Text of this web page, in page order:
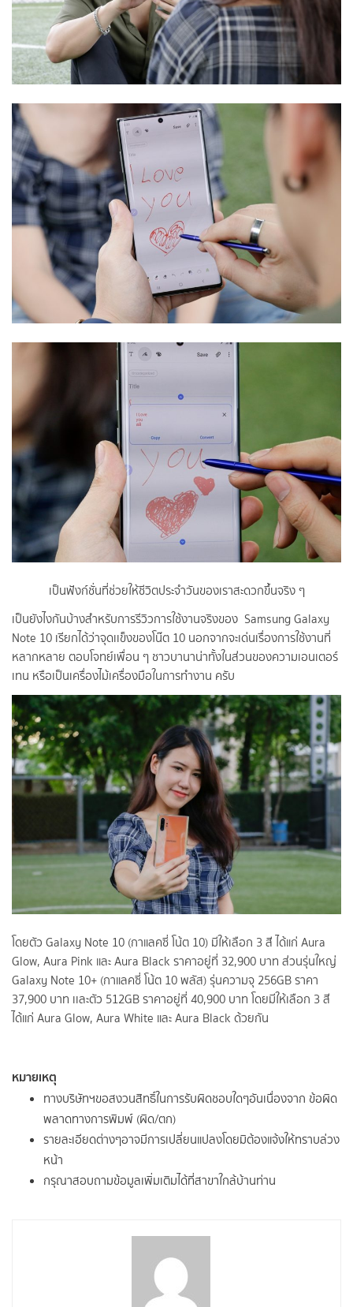
เป็นฟังก์ชั่นที่ช่วยให้ชีวิตประจำวันของเราสะดวกขึ้นจริง ๆ
เป็นยังไงกันบ้างสำหรับการรีวิวการใช้งานจริงของ Samsung Galaxy
Note 10 เรียกได้ว่าจุดเเข็งของโน๊ต 10 นอกจากจะเด่นเรื่องการใช้งานที่
หลากหลาย ตอบโจทย์เพื่อน ๆ ชาวบานาน่าทั้งในส่วนของความเอนเตอร์
เทน หรือเป็นเครื่องไม้เครื่องมือในการทำงาน ครับ
โดยตัว Galaxy Note 10 (กาแลคซี่ โน้ต 10) มีให้เลือก 3 สี ได้แก่ Aura
Glow, Aura Pink และ Aura Black ราคาอยู่ที่ 32,900 บาท ส่วนรุ่นใหญ่
Galaxy Note 10+ (กาแลคซี่ โน้ต 10 พลัส) รุ่นความจุ 256GB ราคา
37,900 บาท เเละตัว 512GB ราคาอยู่ที่ 40,900 บาท โดยมีให้เลือก 3 สี
ได้แก่ Aura Glow, Aura White และ Aura Black ด้วยกัน
หมายเหตุ
ทางบริษัทฯขอสงวนสิทธิ์ในการรับผิดชอบใดๆอันเนื่องจาก ข้อผิด
พลาดทางการพิมพ์ (ผิด/ตก)
รายละเอียดต่างๆอาจมีการเปลี่ยนแปลงโดยมิต้องแจ้งให้ทราบล่วง
หน้า
กรุณาสอบถามข้อมูลเพิ่มเติมได้ที่สาขาใกล้บ้านท่าน